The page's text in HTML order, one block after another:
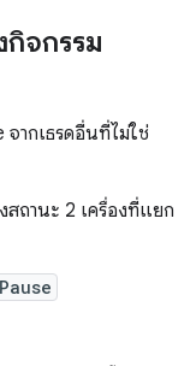
จกรรม
ากเธรดอื่นที่ไม่ใช่
สถานะ 2 เครื่องที่แยก